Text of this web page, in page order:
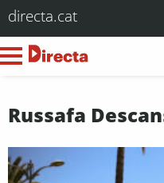
directa.cat
Russafa